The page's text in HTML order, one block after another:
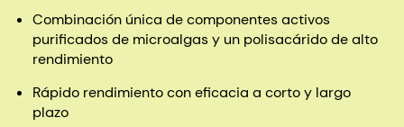
Combinación única de componentes activos
purificados de microalgas y un polisacárido de alto
rendimiento
Rápido rendimiento con eficacia a corto y largo
plazo